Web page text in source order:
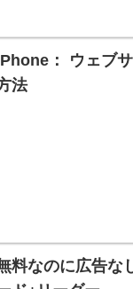
： ウェブ
法
料なのに広告な